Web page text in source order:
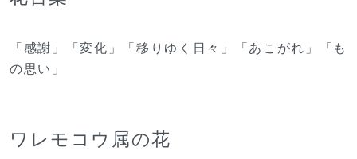
「感謝」「変化」「移りゆく日々」「あこがれ」「も
の思い」
ワレモコウ属の花